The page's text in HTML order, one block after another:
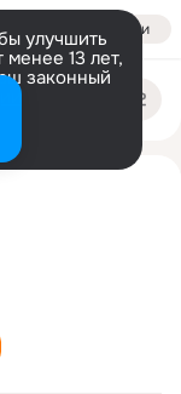
Войти
улучшить
13 лет,
законный